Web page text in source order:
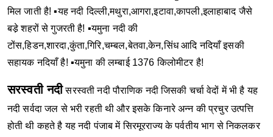
मिल जाती है! ▪यह नदी दिल्ली,मथुरा,आगरा,इटावा,कापली,इलाहाबाद जैसे
बडे़ शहरों से गुजरती है! ▪यमुना नदी की
टोंस,हिडन,शारदा,कुंता,गिरि,चम्बल,बेतवा,केन,सिंध आदि नदियाँ इसकी
सहायक नदियाँ है! ▪यमुना की लम्बाई 1376 किलोमीटर है!
सरस्वती नदी सरस्वती नदी पौराणिक नदी जिसकी चर्चा वेदों में भी है यह
नदी सर्वदा जल से भरी रहती थी और इसके किनारे अन्न की प्रचुर उत्पत्ति
होती थी कहते है यह नदी पंजाब में सिरमूरराज्य के पर्वतीय भाग से निकलकर